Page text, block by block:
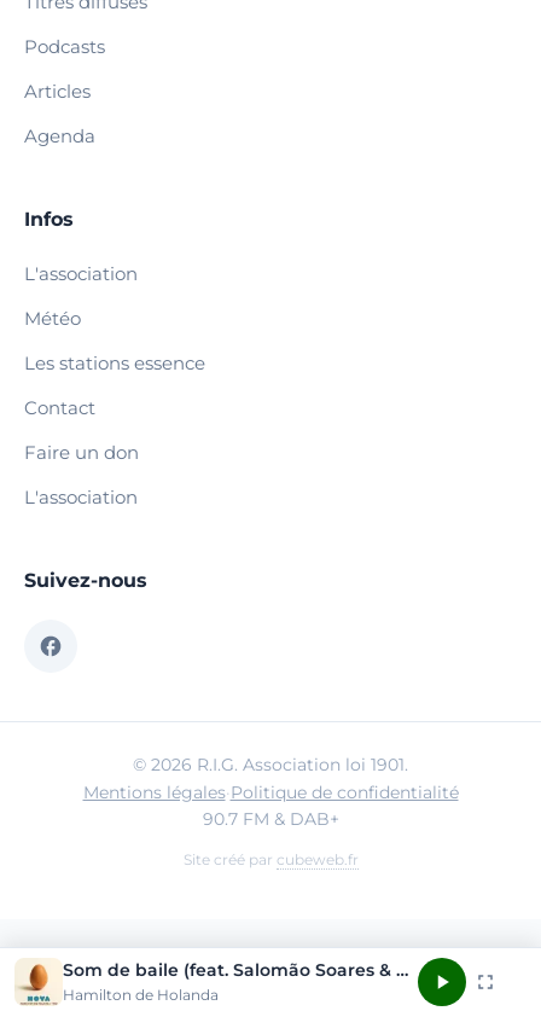
Podcasts
Articles
Agenda
Infos
L'association
Météo
Les stations essence
Contact
Faire un don
L'association
Suivez-nous
© 2026 R.I.G. Association loi 1901.
Mentions légales·Politique de confidentialité
90.7 FM & DAB+
Site créé par cubeweb.fr
Som de baile (feat. Salomão Soares & Thiago 'Big' Rabello)
Hamilton de Holanda